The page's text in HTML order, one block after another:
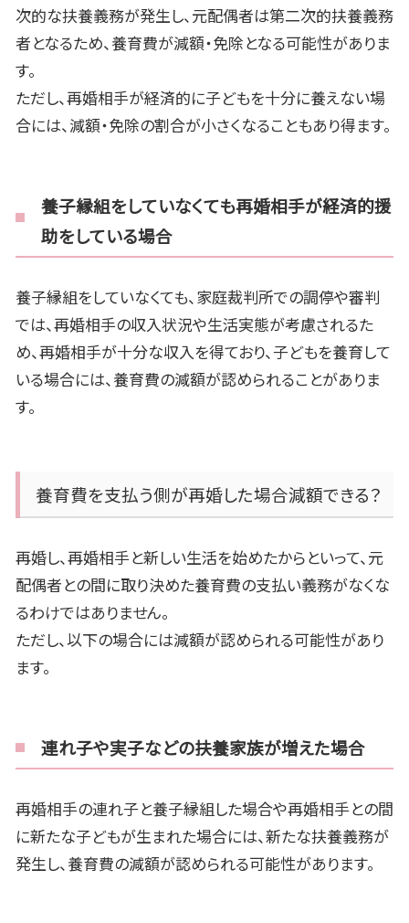
次的な扶養義務が発生し、元配偶者は第二次的扶養義務
者となるため、養育費が減額・免除となる可能性がありま
す。
ただし、再婚相手が経済的に子どもを十分に養えない場
合には、減額・免除の割合が小さくなることもあり得ます。
養子縁組をしていなくても再婚相手が経済的援
助をしている場合
養子縁組をしていなくても、家庭裁判所での調停や審判
では、再婚相手の収入状況や生活実態が考慮されるた
め、再婚相手が十分な収入を得ており、子どもを養育して
いる場合には、養育費の減額が認められることがありま
す。
養育費を支払う側が再婚した場合減額できる？
再婚し、再婚相手と新しい生活を始めたからといって、元
配偶者との間に取り決めた養育費の支払い義務がなくな
るわけではありません。
ただし、以下の場合には減額が認められる可能性があり
ます。
連れ子や実子などの扶養家族が増えた場合
再婚相手の連れ子と養子縁組した場合や再婚相手との間
に新たな子どもが生まれた場合には、新たな扶養義務が
発生し、養育費の減額が認められる可能性があります。